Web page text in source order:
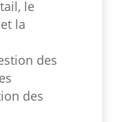
le
la
des
des